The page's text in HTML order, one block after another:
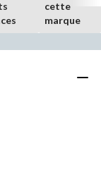
cette
marque